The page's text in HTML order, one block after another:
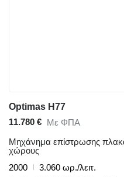
Optimas H77
11.780 € Με ΦΠΑ
Μηχάνημα επίστρωσης
χώρους
2000
3.060 ωρ./λειτ.